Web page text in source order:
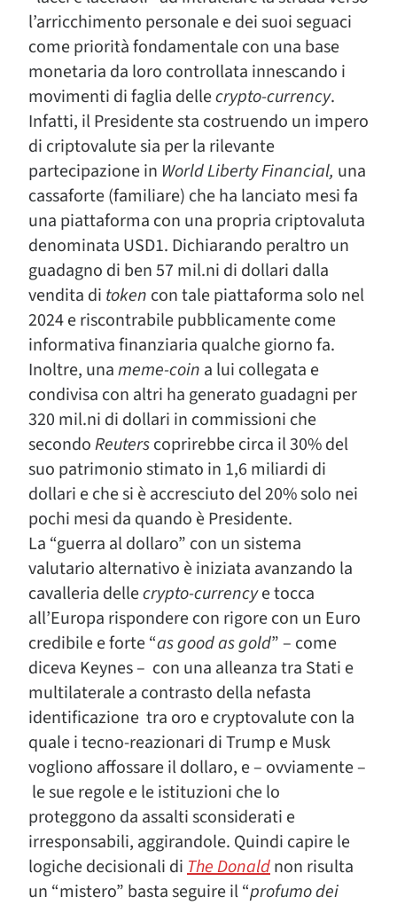
l’arricchimento personale e dei suoi seguaci
come priorità fondamentale con una base
monetaria da loro controllata innescando i
movimenti di faglia dellecrypto-currency.
Infatti, il Presidente sta costruendo un impero
di criptovalute sia per la rilevante
partecipazione in World Liberty Financial, una
cassaforte (familiare) che ha lanciato mesi fa
una piattaforma con una propria criptovaluta
denominata USD1. Dichiarando peraltro un
guadagno di ben 57 mil.ni di dollari dalla
vendita di token con tale piattaforma solo nel
2024 e riscontrabile pubblicamente come
informativa finanziaria qualche giorno fa.
Inoltre, unameme-coin a lui collegata e
condivisa con altri ha generato guadagni per
320 mil.ni di dollari in commissioni che
secondoReuterscoprirebbe circa il 30% del
suo patrimonio stimato in 1,6 miliardi di
dollari e che si è accresciuto del 20% solo nei
pochi mesi da quando è Presidente.
La “guerra al dollaro” con un sistema
valutario alternativo è iniziata avanzando la
cavalleria dellecrypto-currencye tocca
all’Europa rispondere con rigore con un Euro
credibile e forte “as good as gold” – come
diceva Keynes – con una alleanza tra Stati e
multilaterale a contrasto della nefasta
identificazione tra oro e cryptovalute con la
quale i tecno-reazionari di Trump e Musk
vogliono affossare il dollaro, e – ovviamente –
le sue regole e le istituzioni che lo
proteggono da assalti sconsiderati e
irresponsabili, aggirandole. Quindi capire le
logiche decisionali diThe Donaldnon risulta
un “mistero” basta seguire il “profumo dei